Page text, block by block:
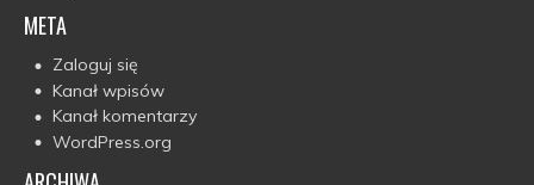
META
Zaloguj się
Kanał wpisów
Kanał komentarzy
WordPress.org